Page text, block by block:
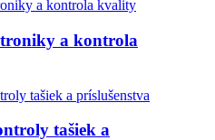
a kontrola
tašiek a